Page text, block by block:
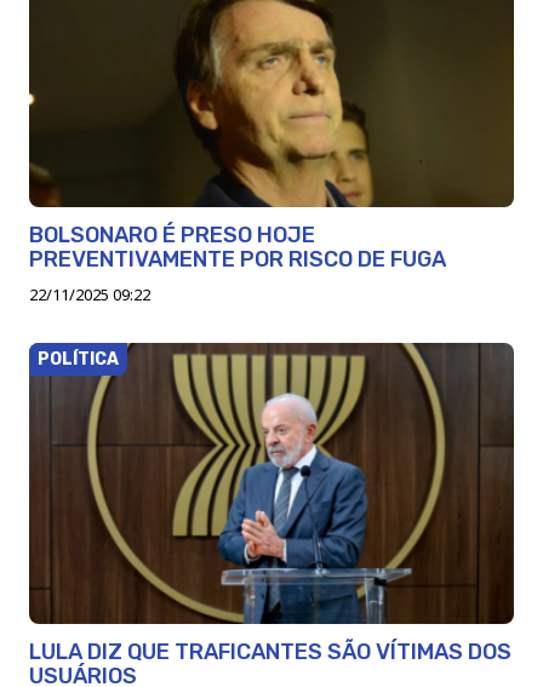
BOLSONARO É PRESO HOJE
PREVENTIVAMENTE POR RISCO DE FUGA
22/11/2025 09:22
POLÍTICA
LULA DIZ QUE TRAFICANTES SÃO VÍTIMAS DOS
USUÁRIOS